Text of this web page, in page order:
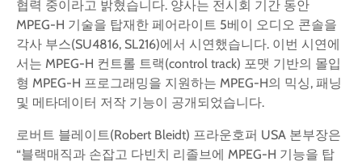
협력 중이라고 밝혔습니다. 양사는 전시회 기간 동안
MPEG-H 기술을 탑재한 페어라이트 5베이 오디오 콘솔을
각사 부스(SU4816, SL216)에서 시연했습니다. 이번 시연에
서는 MPEG-H 컨트롤 트랙(control track) 포맷 기반의 몰입
형 MPEG-H 프로그래밍을 지원하는 MPEG-H의 믹싱, 패닝
및 메타데이터 저작 기능이 공개되었습니다.
로버트 블레이트(Robert Bleidt) 프라운호퍼 USA 본부장은
“블랙매직과 손잡고 다빈치 리졸브에 MPEG-H 기능을 탑